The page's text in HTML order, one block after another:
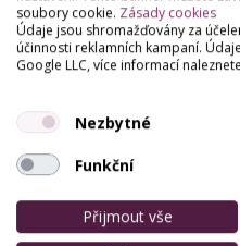
soubory cookie. Zásady cookies
Údaje jsou shromažďovány za
účinnosti reklamních kampaní.
Google LLC, více informací naleznete
Nezbytné
Funkční
Přijmout vše